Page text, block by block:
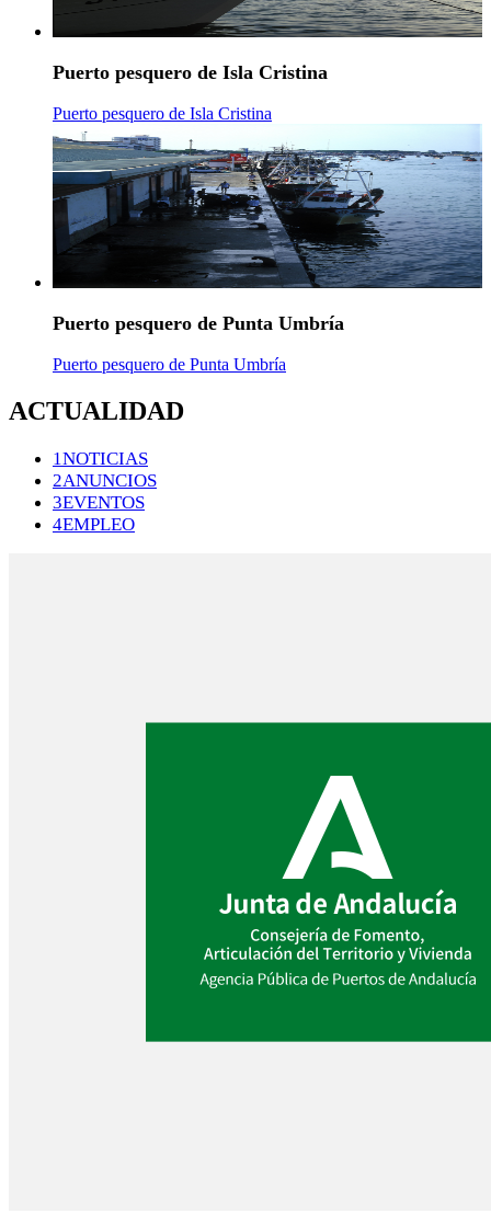
Puerto pesquero de Isla Cristina
Puerto pesquero de Isla Cristina
Puerto pesquero de Punta Umbría
Puerto pesquero de Punta Umbría
ACTUALIDAD
1NOTICIAS
2ANUNCIOS
3EVENTOS
4EMPLEO